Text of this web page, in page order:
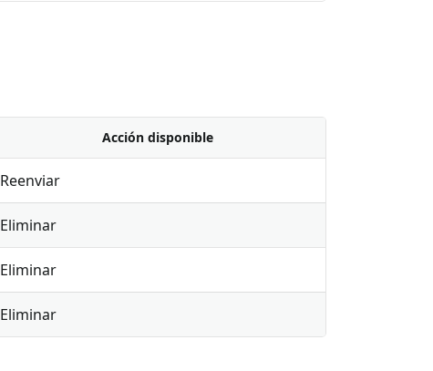
Acción disponible
Reenviar
Eliminar
Eliminar
Eliminar